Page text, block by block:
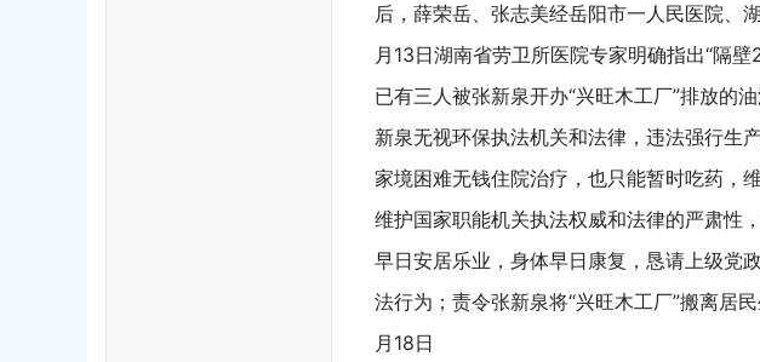
后，薛荣岳、张志美经岳阳市一人民医院、
月13日湖南省劳卫所医院专家明确指出“隔
已有三人被张新泉开办“兴旺木工厂”排放的
新泉无视环保执法机关和法律，违法强行生
家境困难无钱住院治疗，也只能暂时吃药，
维护国家职能机关执法权威和法律的严肃性
早日安居乐业，身体早日康复，恳请上级党
法行为；责令张新泉将“兴旺木工厂”搬离居
月18日